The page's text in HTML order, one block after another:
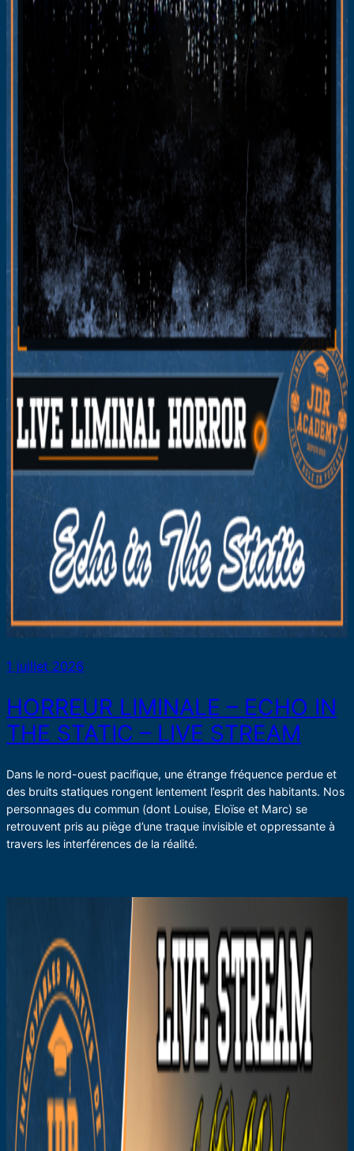
1 juillet 2026
HORREUR LIMINALE – ECHO IN
THE STATIC – LIVE STREAM
Dans le nord-ouest pacifique, une étrange fréquence perdue et
des bruits statiques rongent lentement l’esprit des habitants. Nos
personnages du commun (dont Louise, Eloïse et Marc) se
retrouvent pris au piège d’une traque invisible et oppressante à
travers les interférences de la réalité.